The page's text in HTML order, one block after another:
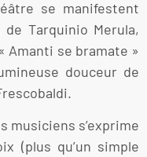
se manifestent
Tarquinio Merula,
Amanti se bramate »
douceur de
musiciens s’exprime
(plus qu’un simple